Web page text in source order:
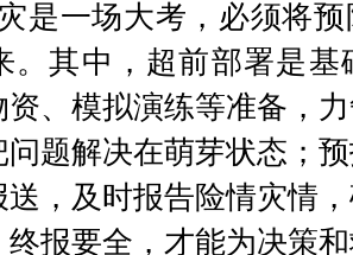
是一场大考，必须将
。其中，超前部署是基
资、模拟演练等准备，
问题解决在萌芽状态；
送，及时报告险情灾情
终报要全，才能为决策